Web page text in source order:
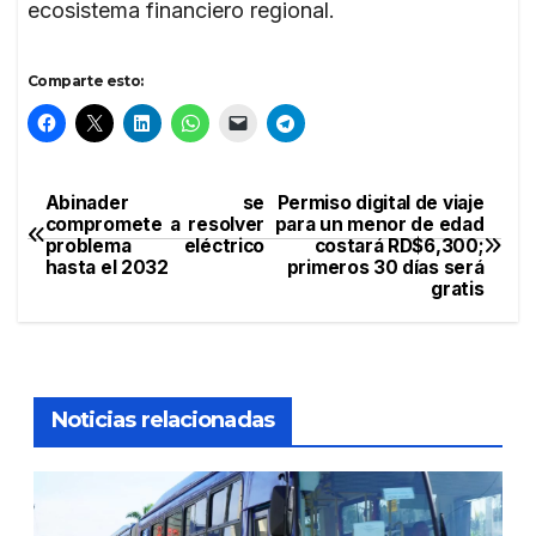
ecosistema financiero regional.
Comparte esto:
Navegación
de
Permiso digital de viaje
para un menor de edad
costará RD$6,300;
primeros 30 días será
gratis
Abinader se
compromete a resolver
problema eléctrico
hasta el 2032
Noticias relacionadas